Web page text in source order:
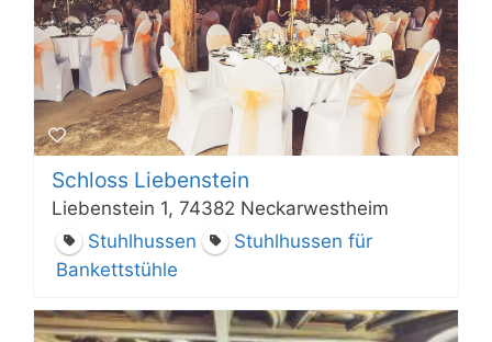
Schloss Liebenstein
Liebenstein 1, 74382 Neckarwestheim
Stuhlhussen
Stuhlhussen für
Bankettstühle